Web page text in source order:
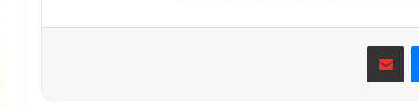
ماسنجر مشاركة عبر البريد